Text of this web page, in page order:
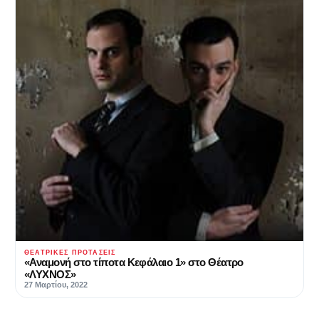
ΘΕΑΤΡΙΚΈΣ ΠΡΟΤΆΣΕΙΣ
«Αναμονή στο τίποτα Κεφάλαιο 1» στο Θέατρο
«ΛΥΧΝΟΣ»
27 Μαρτίου, 2022